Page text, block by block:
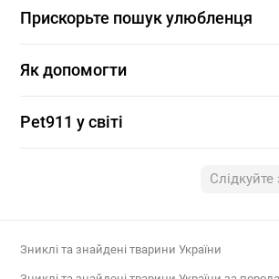
Прискорьте пошук улюбленця
Як допомогти
Pet911 у світі
Зниклі та знайдені тварини України